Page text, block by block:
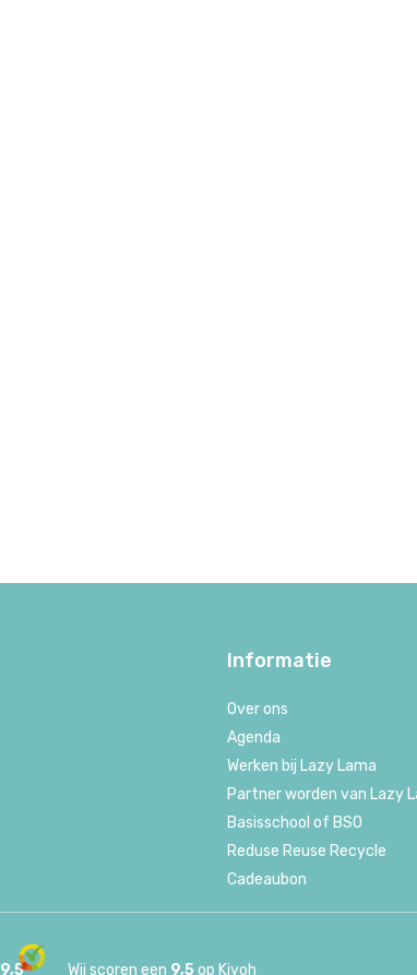
Informatie
Over ons
Agenda
Werken bij Lazy Lama
Partner worden van Lazy
Basisschool of BSO
Reduse Reuse Recycle
Cadeaubon
9,5 Wij scoren een 9,5 op Kiyoh